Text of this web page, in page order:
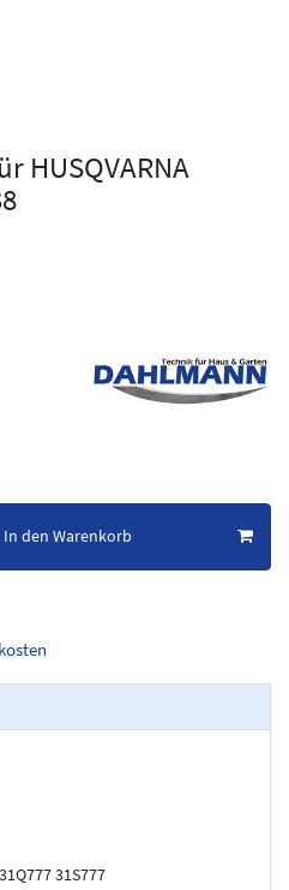
HUSQVARNA
In den Warenkorb
31S777